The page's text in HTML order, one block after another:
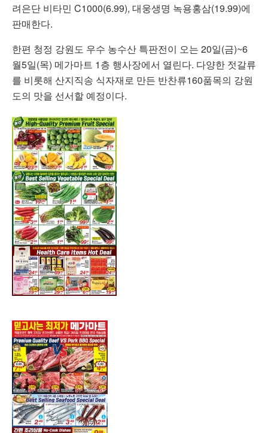
려은단 비타민 C1000(6.99), 대웅생명 녹용홍삼(19.99)에
판매한다.
한편 청정 강원도 우수 농수산 특판전이 오는 20일(금)~6
월5일(목) 메가마트 1층 행사장에서 열린다. 다양한 젓갈류
를 비롯해 산지직송 식자재로 만든 반찬류160품목의 강원
도의 맛을 선서할 예정이다.